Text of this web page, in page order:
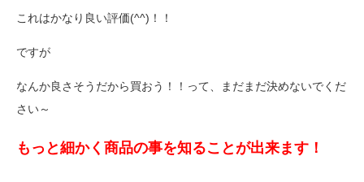
これはかなり良い評価(^^)！！
ですが
なんか良さそうだから買おう！！って、まだまだ決めないでくだ
さい～
もっと細かく商品の事を知ることが出来ます！